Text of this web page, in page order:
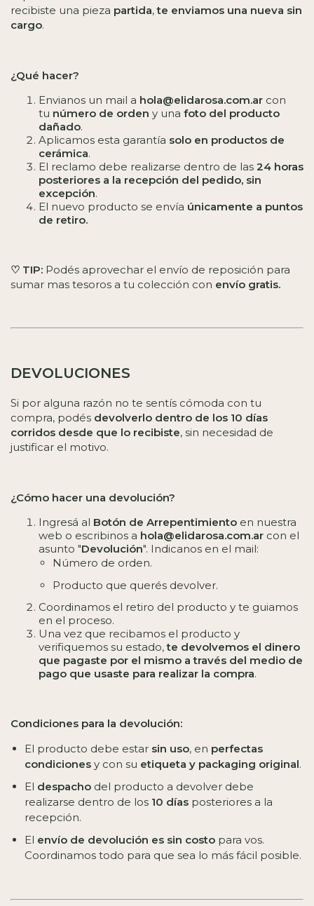
recibiste una pieza partida,te enviamos una nueva sin
cargo.
¿Qué hacer?
Envianos un mail a hola@elidarosa.com.ar con
tu número de orden y una foto del producto
dañado.
Aplicamos esta garantía solo en productos de
cerámica.
El reclamo debe realizarse dentro de las 24 horas
posteriores a la recepción del pedido, sin
excepción.
El nuevo producto se envía únicamente a puntos
de retiro.
♡ TIP: Podés aprovechar el envío de reposición para
sumar mas tesoros a tu colección con envío gratis.
DEVOLUCIONES
Si por alguna razón no te sentís cómoda con tu
compra, podés devolverlo dentro de los 10 días
corridos desde que lo recibiste, sin necesidad de
justificar el motivo.
¿Cómo hacer una devolución?
Ingresá al Botón de Arrepentimiento en nuestra
web o escribinos a hola@elidarosa.com.ar con el
asunto "Devolución". Indicanos en el mail:
Número de orden.
Producto que querés devolver.
Coordinamos el retiro del producto y te guiamos
en el proceso.
Una vez que recibamos el producto y
verifiquemos su estado,te devolvemos el dinero
que pagaste por el mismo a través del medio de
pago que usaste para realizar la compra.
Condiciones para la devolución:
El producto debe estar sin uso, en perfectas
condiciones y con su etiqueta y packaging original.
El despacho del producto a devolver debe
realizarse dentro de los 10 días posteriores a la
recepción.
El envío de devolución es sin costo para vos.
Coordinamos todo para que sea lo más fácil posible.